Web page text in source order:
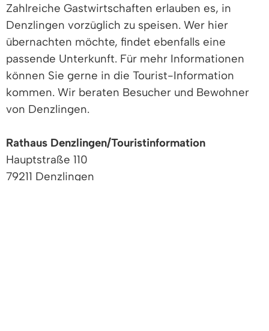
Zahlreiche Gastwirtschaften erlauben es, in
Denzlingen vorzüglich zu speisen. Wer hier
übernachten möchte, findet ebenfalls eine
passende Unterkunft. Für mehr Informationen
können Sie gerne in die Tourist-Information
kommen. Wir beraten Besucher und Bewohner
von Denzlingen.
Rathaus Denzlingen/Touristinformation
Hauptstraße 110
79211 Denzlingen